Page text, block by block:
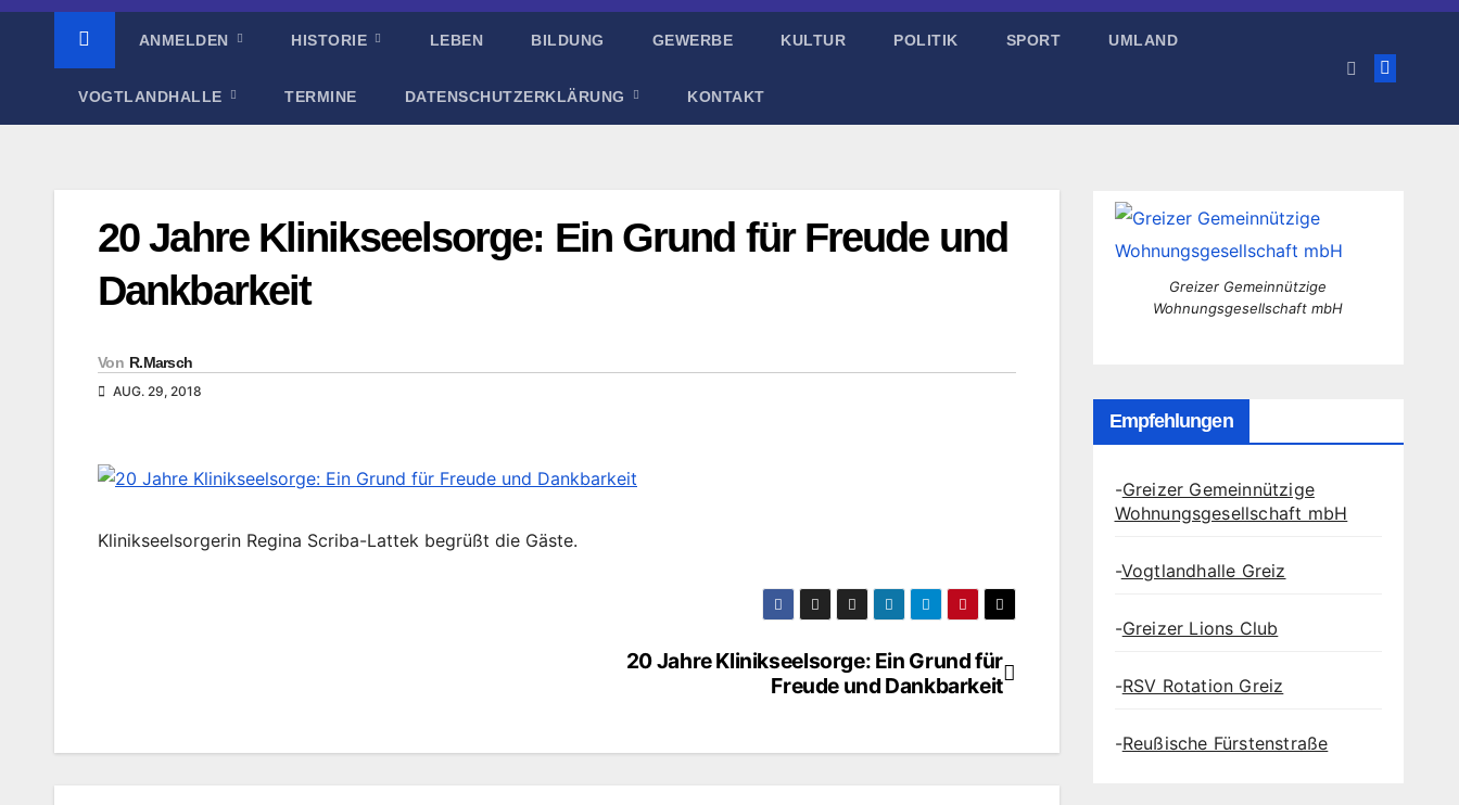
ANMELDEN HISTORIE LEBEN BILDUNG GEWERBE KULTUR POLITIK SPORT UMLAND
VOGTLANDHALLE TERMINE DATENSCHUTZERKLÄRUNG KONTAKT
20 Jahre Klinikseelsorge: Ein Grund für Freude und
Dankbarkeit
Von R.Marsch
AUG. 29, 2018
Klinikseelsorgerin Regina Scriba-Lattek begrüßt die Gäste.
20 Jahre Klinikseelsorge: Ein Grund für
Freude und Dankbarkeit
Greizer Gemeinnützige
Wohnungsgesellschaft mbH
Empfehlungen
-Greizer Gemeinnützige
Wohnungsgesellschaft mbH
-Vogtlandhalle Greiz
-Greizer Lions Club
-RSV Rotation Greiz
-Reußische Fürstenstraße